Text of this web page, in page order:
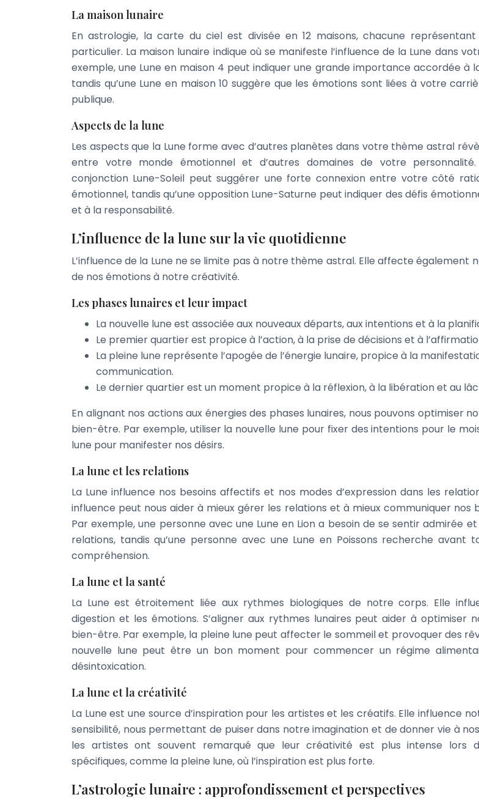
La maison lunaire
En astrologie, la carte du ciel est divisée en 12 maisons, chacune
particulier. La maison lunaire indique où se manifeste l’influence de la Lune dans
exemple, une Lune en maison 4 peut indiquer une grande importance accordée à
tandis qu’une Lune en maison 10 suggère que les émotions sont liées à votre
publique.
Aspects de la lune
Les aspects que la Lune forme avec d’autres planètes dans votre thème astral
entre votre monde émotionnel et d’autres domaines de votre
conjonction Lune-Soleil peut suggérer une forte connexion entre votre côté
émotionnel, tandis qu’une opposition Lune-Saturne peut indiquer des défis
et à la responsabilité.
L’influence de la lune sur la vie quotidienne
L’influence de la Lune ne se limite pas à notre thème astral. Elle affecte également
de nos émotions à notre créativité.
Les phases lunaires et leur impact
La nouvelle lune est associée aux nouveaux départs, aux intentions et à la
Le premier quartier est propice à l’action, à la prise de décisions et à
La pleine lune représente l’apogée de l’énergie lunaire, propice à la
communication.
Le dernier quartier est un moment propice à la réflexion, à la libération et au
En alignant nos actions aux énergies des phases lunaires, nous pouvons optimiser
bien-être. Par exemple, utiliser la nouvelle lune pour fixer des intentions pour le
lune pour manifester nos désirs.
La lune et les relations
La Lune influence nos besoins affectifs et nos modes d’expression dans les
influence peut nous aider à mieux gérer les relations et à mieux communiquer nos
Par exemple, une personne avec une Lune en Lion a besoin de se sentir admirée
relations, tandis qu’une personne avec une Lune en Poissons recherche avant
compréhension.
La lune et la santé
La Lune est étroitement liée aux rythmes biologiques de notre corps. Elle
digestion et les émotions. S’aligner aux rythmes lunaires peut aider à optimiser
bien-être. Par exemple, la pleine lune peut affecter le sommeil et provoquer des
nouvelle lune peut être un bon moment pour commencer un régime
désintoxication.
La lune et la créativité
La Lune est une source d’inspiration pour les artistes et les créatifs. Elle influence
sensibilité, nous permettant de puiser dans notre imagination et de donner vie à
les artistes ont souvent remarqué que leur créativité est plus intense lors
spécifiques, comme la pleine lune, où l’inspiration est plus forte.
L’astrologie lunaire : approfondissement et perspectives